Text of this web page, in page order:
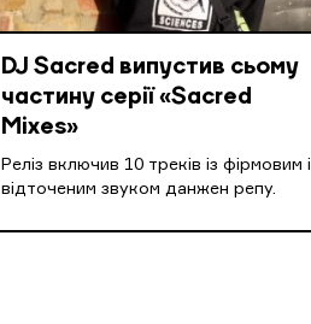
DJ Sacred випустив сьому
частину серії «Sacred
Mixes»
Реліз включив 10 треків із фірмовим і
відточеним звуком данжен репу.